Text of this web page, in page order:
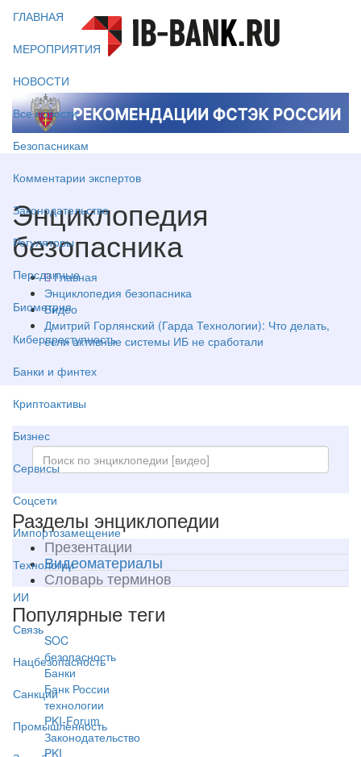
ГЛАВНАЯ
МЕРОПРИЯТИЯ
НОВОСТИ
Все новости
Безопасникам
Комментарии экспертов
Законодательство
Регуляторы
Персданные
Биометрия
Киберпреступность
Банки и финтех
Криптоактивы
Бизнес
Сервисы
Соцсети
Импортозамещение
Технологии
ИИ
Связь
Нацбезопасность
Санкции
Промышленность
Энциклопедия
безопасника
Главная
Энциклопедия безопасника
Видео
Дмитрий Горлянский (Гарда Технологии): Что делать,
если активные системы ИБ не сработали
Разделы энциклопедии
Презентации
Видеоматериалы
Словарь терминов
Популярные теги
SOC
безопасность
Банки
Банк России
технологии
PKI-Forum
Законодательство
PKI